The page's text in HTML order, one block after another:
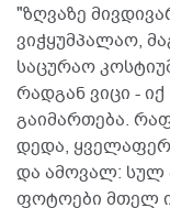
"ზღვაზე
ვიჭყუმპალაო,
საცურაო
რადგან ვიცი -
გაიმართება.
დედა,
და ამოვალ: სულ
ფოტოები მთელ